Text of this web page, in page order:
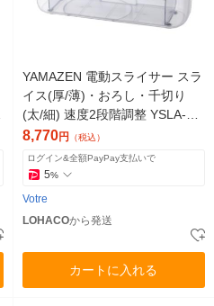
YAMAZEN 電動スライサー スラ
イス(厚/薄)・おろし・千切り
(太/細) 速度2段階調整 YSLA-Q4
5(W) 1台
8,770円 （税込）
ログイン&全額PayPay支払いで
5%
Votre
LOHACOから発送
カートに入れる